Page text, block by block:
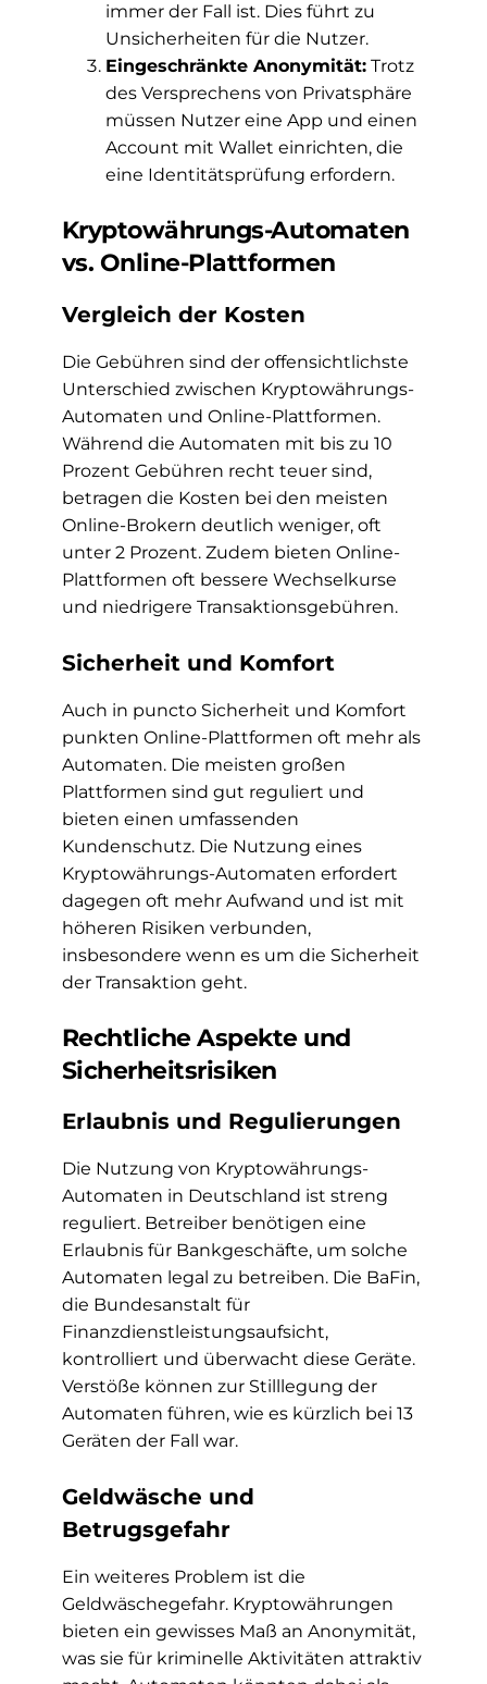
immer der Fall ist. Dies führt zu
Unsicherheiten für die Nutzer.
Eingeschränkte Anonymität:Trotz
des Versprechens von Privatsphäre
müssen Nutzer eine App und einen
Account mit Wallet einrichten, die
eine Identitätsprüfung erfordern.
Kryptowährungs-Automaten
vs. Online-Plattformen
Vergleich der Kosten
Die Gebühren sind der offensichtlichste
Unterschied zwischen Kryptowährungs-
Automaten und Online-Plattformen.
Während die Automaten mit bis zu 10
Prozent Gebühren recht teuer sind,
betragen die Kosten bei den meisten
Online-Brokern deutlich weniger, oft
unter 2 Prozent. Zudem bieten Online-
Plattformen oft bessere Wechselkurse
und niedrigere Transaktionsgebühren.
Sicherheit und Komfort
Auch in puncto Sicherheit und Komfort
punkten Online-Plattformen oft mehr als
Automaten. Die meisten großen
Plattformen sind gut reguliert und
bieten einen umfassenden
Kundenschutz. Die Nutzung eines
Kryptowährungs-Automaten erfordert
dagegen oft mehr Aufwand und ist mit
höheren Risiken verbunden,
insbesondere wenn es um die Sicherheit
der Transaktion geht.
Rechtliche Aspekte und
Sicherheitsrisiken
Erlaubnis und Regulierungen
Die Nutzung von Kryptowährungs-
Automaten in Deutschland ist streng
reguliert. Betreiber benötigen eine
Erlaubnis für Bankgeschäfte, um solche
Automaten legal zu betreiben. Die BaFin,
die Bundesanstalt für
Finanzdienstleistungsaufsicht,
kontrolliert und überwacht diese Geräte.
Verstöße können zur Stilllegung der
Automaten führen, wie es kürzlich bei 13
Geräten der Fall war.
Geldwäsche und
Betrugsgefahr
Ein weiteres Problem ist die
Geldwäschegefahr. Kryptowährungen
bieten ein gewisses Maß an Anonymität,
was sie für kriminelle Aktivitäten attraktiv